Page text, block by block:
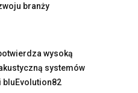
branży
wysoką
systemów
bluEvolution82